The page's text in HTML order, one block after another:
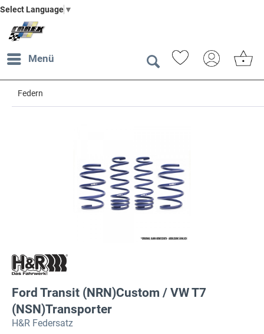
Select Language ▼
Menü
Federn
Ford Transit (NRN)Custom / VW T7
(NSN)Transporter
H&R Federsatz